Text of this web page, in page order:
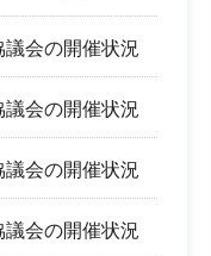
会の開催状況
会の開催状況
会の開催状況
会の開催状況